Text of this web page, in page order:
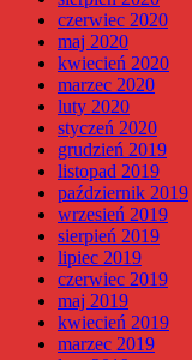
czerwiec 2020
maj 2020
kwiecień 2020
marzec 2020
luty 2020
styczeń 2020
grudzień 2019
listopad 2019
październik 2019
wrzesień 2019
sierpień 2019
lipiec 2019
czerwiec 2019
maj 2019
kwiecień 2019
marzec 2019